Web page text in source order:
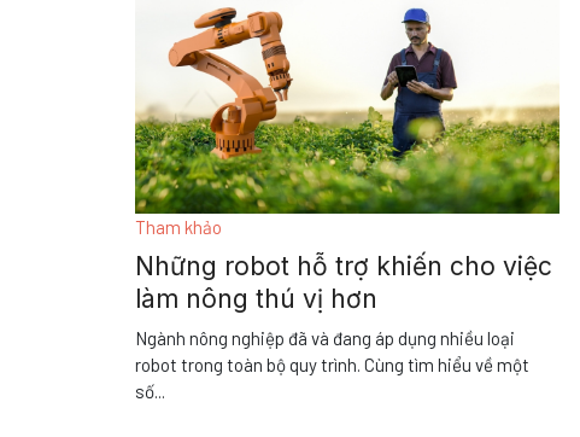
Tham khảo
Những robot hỗ trợ khiến cho việc
làm nông thú vị hơn
Ngành nông nghiệp đã và đang áp dụng nhiều loại
robot trong toàn bộ quy trình. Cùng tìm hiểu về một
số...